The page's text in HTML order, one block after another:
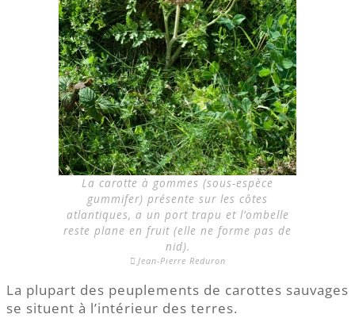
La carotte à gommes (sous-espèce
gummifer) présente sur les côtes
atlantiques, a un port trapu et l’ombelle
reste plane en fruit (elle ne forme pas de
nid).
Jean-Pierre Reduron
La plupart des peuplements de carottes sauvages
se situent à l’intérieur des terres.